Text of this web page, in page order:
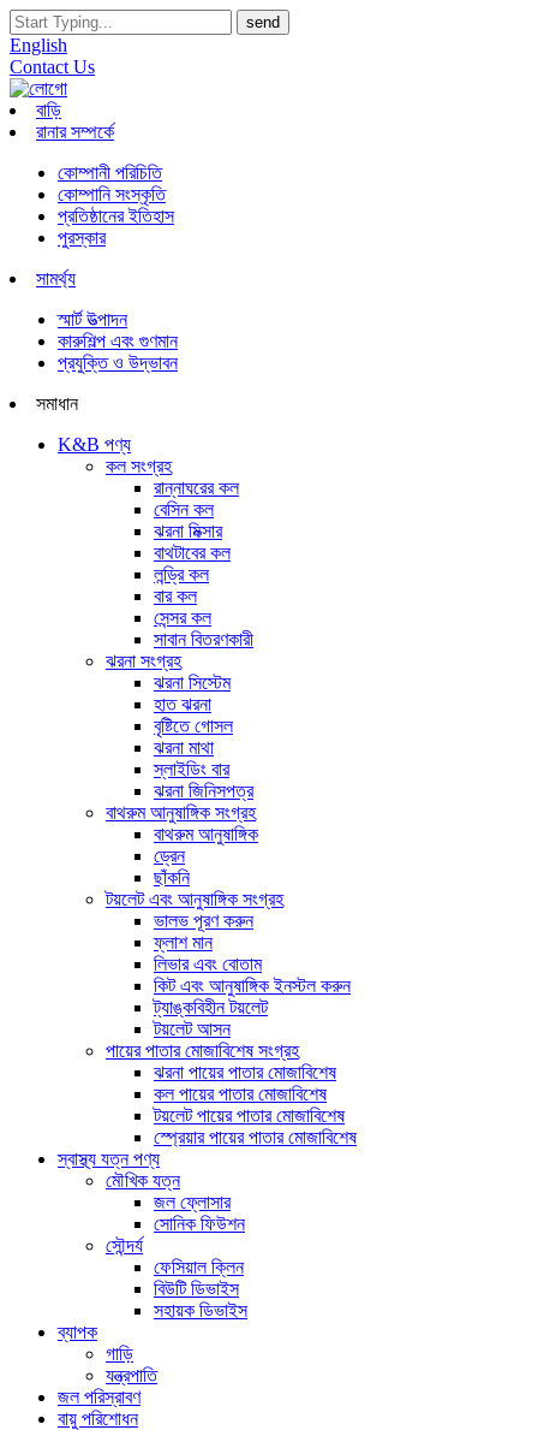
English
Contact Us
বাড়ি
রানার সম্পর্কে
কোম্পানী পরিচিতি
কোম্পানি সংস্কৃতি
প্রতিষ্ঠানের ইতিহাস
পুরস্কার
সামর্থ্য
স্মার্ট উত্পাদন
কারুশিল্প এবং গুণমান
প্রযুক্তি ও উদ্ভাবন
সমাধান
K&B পণ্য
কল সংগ্রহ
রান্নাঘরের কল
বেসিন কল
ঝরনা মিক্সার
বাথটাবের কল
লন্ড্রি কল
বার কল
সেন্সর কল
সাবান বিতরণকারী
ঝরনা সংগ্রহ
ঝরনা সিস্টেম
হাত ঝরনা
বৃষ্টিতে গোসল
ঝরনা মাথা
স্লাইডিং বার
ঝরনা জিনিসপত্র
বাথরুম আনুষাঙ্গিক সংগ্রহ
বাথরুম আনুষাঙ্গিক
ড্রেন
ছাঁকনি
টয়লেট এবং আনুষাঙ্গিক সংগ্রহ
ভালভ পূরণ করুন
ফ্লাশ মান
লিভার এবং বোতাম
কিট এবং আনুষাঙ্গিক ইনস্টল করুন
ট্যাঙ্কবিহীন টয়লেট
টয়লেট আসন
পায়ের পাতার মোজাবিশেষ সংগ্রহ
ঝরনা পায়ের পাতার মোজাবিশেষ
কল পায়ের পাতার মোজাবিশেষ
টয়লেট পায়ের পাতার মোজাবিশেষ
স্প্রেয়ার পায়ের পাতার মোজাবিশেষ
স্বাস্থ্য যত্ন পণ্য
মৌখিক যত্ন
জল ফ্লোসার
সোনিক ফিউশন
সৌন্দর্য
ফেসিয়াল ক্লিন
বিউটি ডিভাইস
সহায়ক ডিভাইস
ব্যাপক
গাড়ি
যন্ত্রপাতি
জল পরিস্রাবণ
বায়ু পরিশোধন